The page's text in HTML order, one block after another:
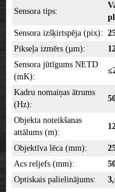
Sensora tips:
Sensora izšķirtspēja (pix):
Pikseļa izmērs (µm):
Sensora jūtīgums NETD
(mK):
Kadru nomaiņas ātrums
(Hz):
Objekta noteikšanas
attālums (m):
Objektīva lēca (mm):
Acs reljefs (mm):
Optiskais palielinājums: